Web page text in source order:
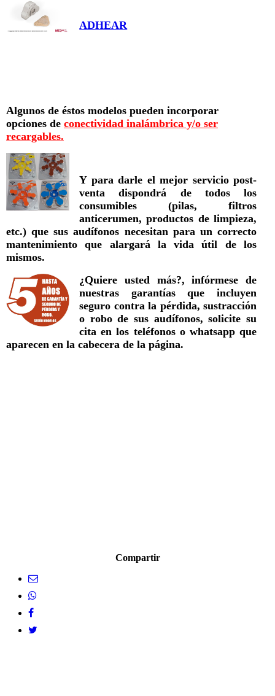
ADHEAR
Algunos de éstos modelos pueden incorporar
opciones de conectividad inalámbrica y/o ser
recargables.
Y para darle el mejor servicio post-
venta dispondrá de todos los
consumibles (pilas, filtros
anticerumen, productos de limpieza,
etc.) que sus audífonos necesitan para un correcto
mantenimiento que alargará la vida útil de los
mismos.
¿Quiere usted más?, infórmese de
nuestras garantías que incluyen
seguro contra la pérdida, sustracción
o robo de sus audífonos, solicite su
cita en los teléfonos o whatsapp que
aparecen en la cabecera de la página.
Compartir